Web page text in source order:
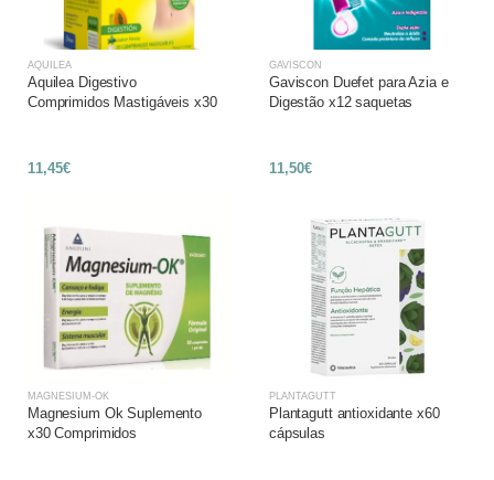
AQUILEA
Aquilea Digestivo
Comprimidos Mastigáveis x30
11,45€
GAVISCON
Gaviscon Duefet para Azia e
Digestão x12 saquetas
11,50€
MAGNESIUM-OK
Magnesium Ok Suplemento
x30 Comprimidos
PLANTAGUTT
Plantagutt antioxidante x60
cápsulas